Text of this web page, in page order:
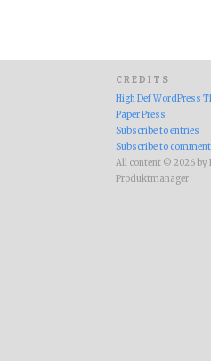
CREDITS
High Def WordPress
Paper Press
Subscribe to entries
Subscribe to
All content © 2026 by
Produktmanager